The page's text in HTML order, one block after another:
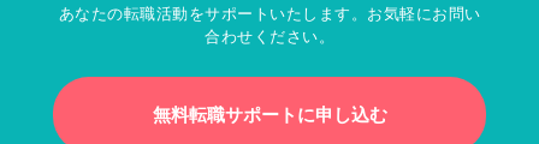
あなたの転職活動をサポートいたします。お気軽にお問い
合わせください。
無料転職サポートに申し込む